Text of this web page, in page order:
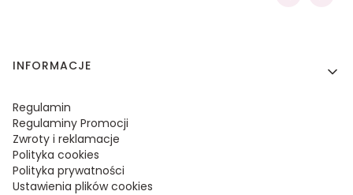
Linki w stopce
INFORMACJE
Regulamin
Regulaminy Promocji
Zwroty i reklamacje
Polityka cookies
Polityka prywatności
Ustawienia plików cookies